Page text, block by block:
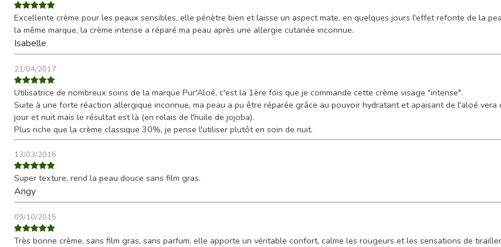
Excellente crème pour les peaux sensibles, elle pénètre bien et laisse un aspect mate, en quelques jours l'effet refonte de la
la même marque, la crème intense a réparé ma peau après une allergie cutanée inconnue.
Isabelle
21/04/2017
Utilisatrice de nombreux soins de la marque Pur'Aloé, c'est la 1ère fois que je commande cette crème visage "intense".
Suite à une forte réaction allergique inconnue, ma peau a pu être réparée grâce au pouvoir hydratant et apaisant de l'aloé
jour et nuit mais le résultat est là (en relais de l'huile de jojoba).
Plus riche que la crème classique 30%, je pense l'utiliser plutôt en soin de nuit.
13/03/2016
Super texture, rend la peau douce sans film gras.
Angy
09/10/2015
Très bonne crème, sans film gras, sans parfum, elle apporte un véritable confort, calme les rougeurs et les sensations de